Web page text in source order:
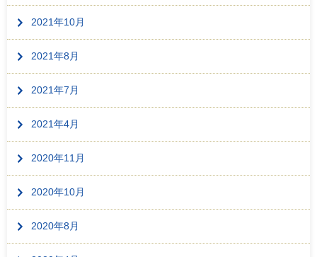
2021年10月
2021年8月
2021年7月
2021年4月
2020年11月
2020年10月
2020年8月